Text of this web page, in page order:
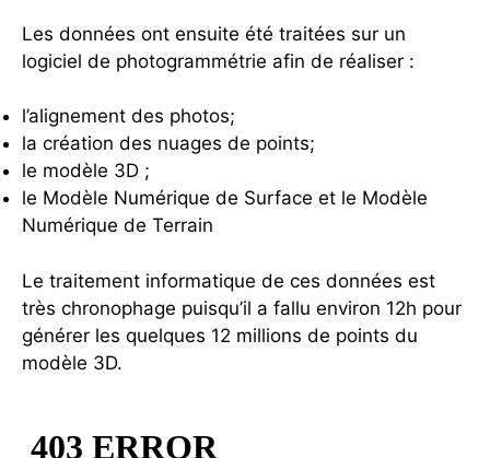
Les données ont ensuite été traitées sur un
logiciel de photogrammétrie afin de réaliser :
l’alignement des photos;
la création des nuages de points;
le modèle 3D ;
le Modèle Numérique de Surface et le Modèle
Numérique de Terrain
Le traitement informatique de ces données est
très chronophage puisqu’il a fallu environ 12h pour
générer les quelques 12 millions de points du
modèle 3D.